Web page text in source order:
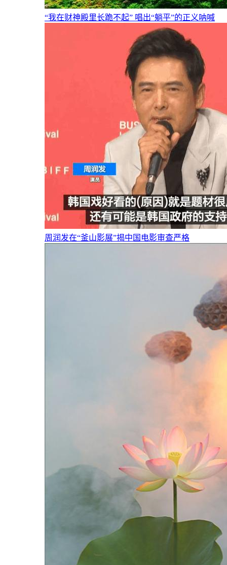
“我在财神殿里长跪不起” 唱出“躺平”的正义呐喊
周润发在“釜山影展”揭中国电影审查严格